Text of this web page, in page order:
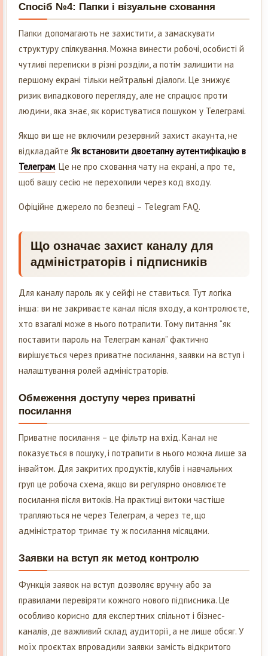
Спосіб №4: Папки і візуальне сховання
Папки допомагають не захистити, а замаскувати
структуру спілкування. Можна винести робочі, особисті й
чутливі переписки в різні розділи, а потім залишити на
першому екрані тільки нейтральні діалоги. Це знижує
ризик випадкового перегляду, але не спрацює проти
людини, яка знає, як користуватися пошуком у Телеграмі.
Якщо ви ще не включили резервний захист акаунта, не
відкладайтe Як встановити двоетапну аутентифікацію в
Телеграм. Це не про сховання чату на екрані, а про те,
щоб вашу сесію не перехопили через код входу.
Офіційне джерело по безпеці – Telegram FAQ.
Що означає захист каналу для
адміністраторів і підписників
Для каналу пароль як у сейфі не ставиться. Тут логіка
інша: ви не закриваєте канал після входу, а контролюєте,
хто взагалі може в нього потрапити. Тому питання “як
поставити пароль на Телеграм канал” фактично
вирішується через приватне посилання, заявки на вступ і
налаштування ролей адміністраторів.
Обмеження доступу через приватні
посилання
Приватне посилання – це фільтр на вхід. Канал не
показується в пошуку, і потрапити в нього можна лише за
інвайтом. Для закритих продуктів, клубів і навчальних
груп це робоча схема, якщо ви регулярно оновлюєте
посилання після витоків. На практиці витоки частіше
трапляються не через Телеграм, а через те, що
адміністратор тримає ту ж посилання місяцями.
Заявки на вступ як метод контролю
Функція заявок на вступ дозволяє вручну або за
правилами перевіряти кожного нового підписника. Це
особливо корисно для експертних спільнот і бізнес-
каналів, де важливий склад аудиторії, а не лише обсяг. У
моїх проєктах впровадили заявки замість відкритого